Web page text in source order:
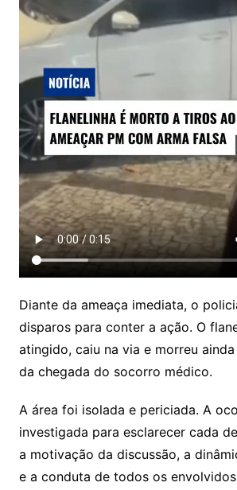
Diante da ameaça imediata, o
disparos para conter a ação. O
atingido, caiu na via e morreu
da chegada do socorro médico.
A área foi isolada e periciada. A
investigada para esclarecer cada
a motivação da discussão, a
e a conduta de todos os